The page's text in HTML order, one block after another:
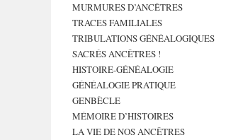
MURMURES D’ANCÊTRES
TRACES FAMILIALES
TRIBULATIONS GÉNÉALOGIQUES
SACRÉS ANCÊTRES !
HISTOIRE-GÉNÉALOGIE
GÉNÉALOGIE PRATIQUE
GENBÈCLE
MÉMOIRE D’HISTOIRES
LA VIE DE NOS ANCÊTRES